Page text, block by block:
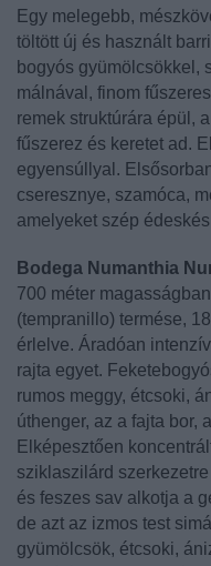
Egy melegebb,
töltött új és használt
bogyós gyümölcsökkel,
málnával, finom
remek struktúrára épül,
fűszerez és keretet ad.
egyensúllyal.
cseresznye, szamóca,
amelyeket szép
Bodega Numanthia
700 méter
(tempranillo) termése,
érlelve. Áradóan
rajta egyet.
rumos meggy, étcsoki,
úthenger, az a fajta bor,
Elképesztően
sziklaszilárd
és feszes sav alkotja a
de azt az izmos test
gyümölcsök, étcsoki,